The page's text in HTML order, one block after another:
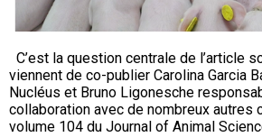
C’est la question centrale de l’article
viennent de co-publier Carolina Garcia
Nucléus et Bruno Ligonesche
collaboration avec de nombreux autres
volume 104 du Journal of Animal